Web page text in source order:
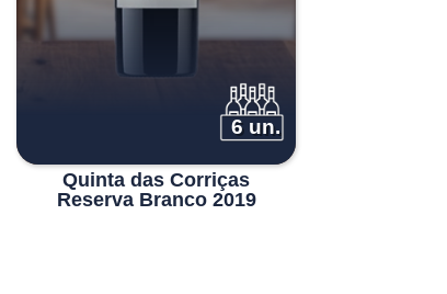
6 un.
Quinta das Corriças
Reserva Branco 2019